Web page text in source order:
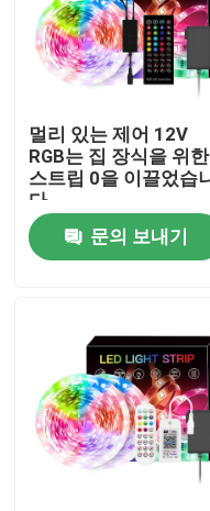
우리에 대하여
공장 여행
품질 관리
연락주세요
서피스는 주도하는
오목한 주도하는 프
멀리 있는 제어 12V
RGB는 집 장식을 위한
스트립 0을 이끌었습니
다
문의 보내기